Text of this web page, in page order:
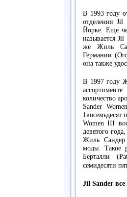
В 1993 году
отделения
Йорке. Еще
называется
же Жиль
Германии
она также
В 1997 году
количество
Sander
1восемьдесят
Women III
девятого
Жиль Сандер
моды. Такое
Берталли
семидесяти
Jil Sander все